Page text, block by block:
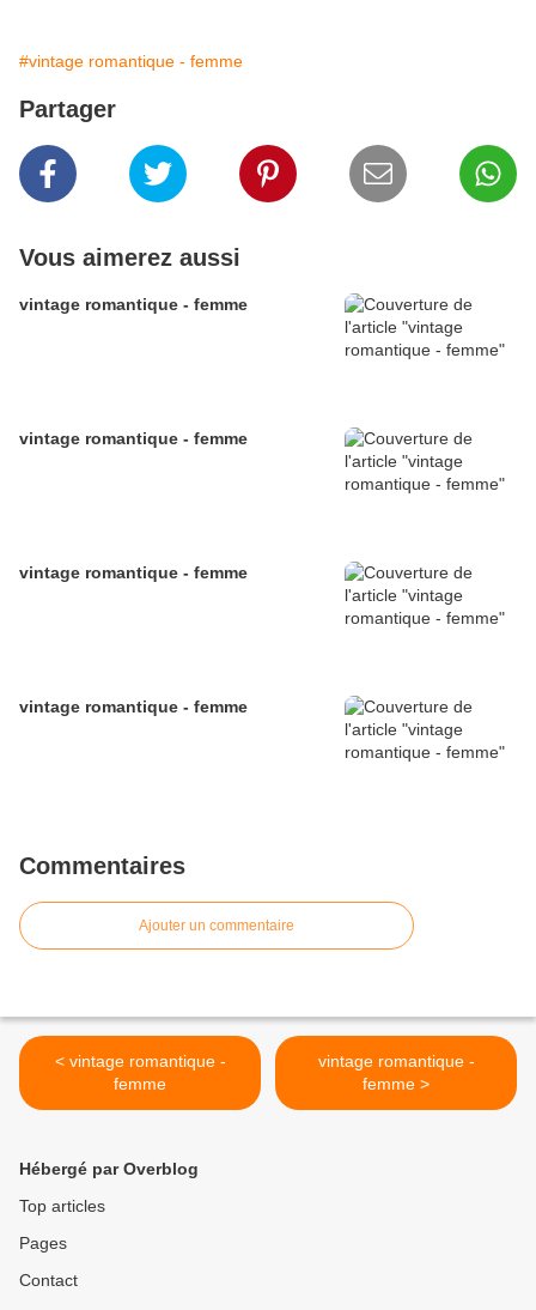
#vintage romantique - femme
Partager
Vous aimerez aussi
vintage romantique - femme
vintage romantique - femme
vintage romantique - femme
vintage romantique - femme
Commentaires
Ajouter un commentaire
< vintage romantique -
femme
vintage romantique -
femme >
Hébergé par Overblog
Top articles
Pages
Contact